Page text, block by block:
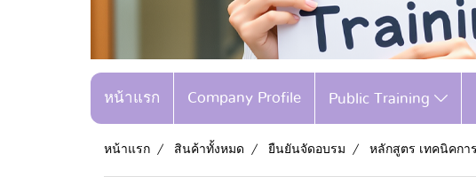
หน้าแรก Company Profile Public Training
หน้าแรก สินค้าทั้งหมด ยืนยันจัดอบรม หลักสูตร เทคนิคกา